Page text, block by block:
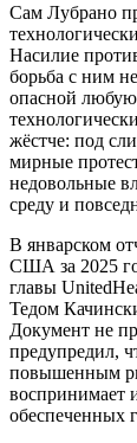
Сам Лубрано
Насилие
борьба с ним
опасной
жёстче: под
мирные
недовольные
среду и
В январском
США за 2025
главы
Тедом
Документ не
предупредил,
повышенным
воспринимает
обеспеченных